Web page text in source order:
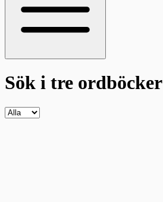
Sök i tre ordböcker